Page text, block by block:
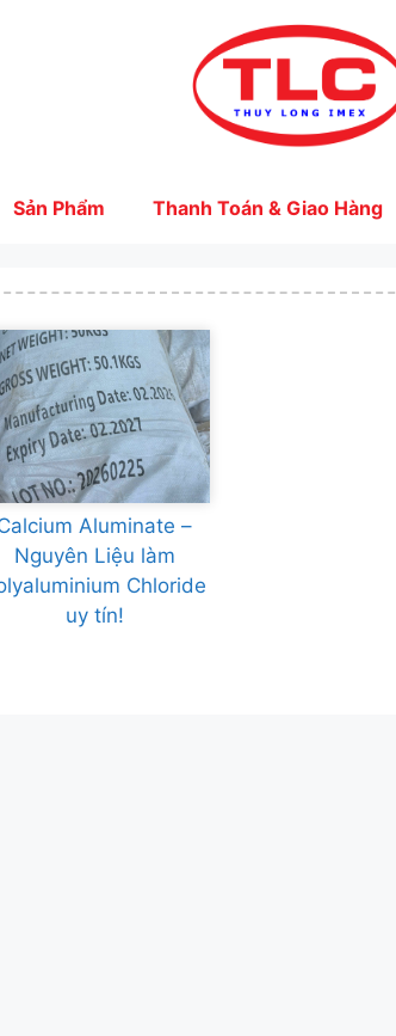
Sản Phẩm Thanh Toán & Giao Hàng
Aluminate –
Nguyên Liệu làm
Chloride
uy tín!